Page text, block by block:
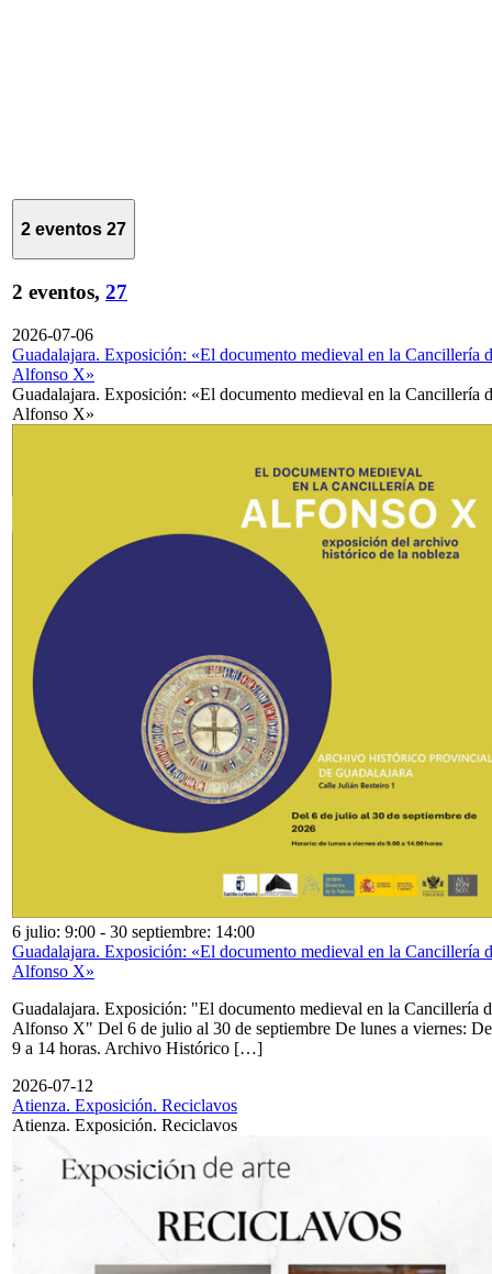
2 eventos 27
2 eventos, 27
2026-07-06
Guadalajara. Exposición: «El documento medieval en la Cancillería
Alfonso X»
Guadalajara. Exposición: «El documento medieval en la Cancillería
Alfonso X»
6 julio: 9:00 - 30 septiembre: 14:00
Guadalajara. Exposición: «El documento medieval en la Cancillería
Alfonso X»
Guadalajara. Exposición: "El documento medieval en la Cancillería
Alfonso X" Del 6 de julio al 30 de septiembre De lunes a viernes: De
9 a 14 horas. Archivo Histórico […]
2026-07-12
Atienza. Exposición. Reciclavos
Atienza. Exposición. Reciclavos